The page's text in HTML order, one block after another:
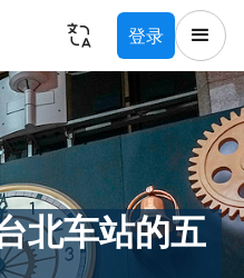
登录
北车站的五